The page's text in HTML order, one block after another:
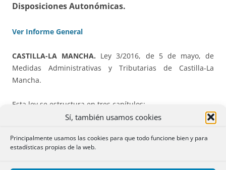
Sí, también usamos cookies
Principalmente usamos las cookies para que todo funcione bien y para
estadísticas propias de la web.
Disposiciones Autonómicas.
Ver Informe General
CASTILLA-LA MANCHA. Ley 3/2016, de 5 de mayo, de
Medidas Administrativas y Tributarias de Castilla-La
Mancha.
Esta ley se estructura en tres capítulos:
Incluye diversas medidas administrativas a adoptar para